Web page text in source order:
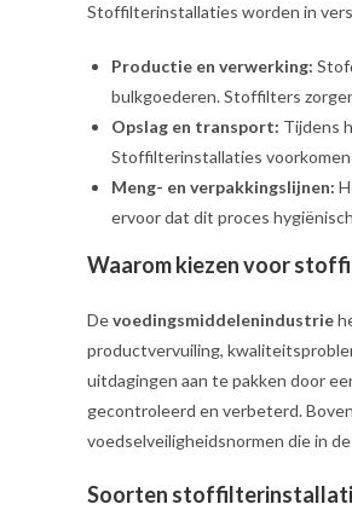
Stoffilterinstallaties worden in
Productie en verwerking:
bulkgoederen. Stoffilters
Opslag en transport: Tijdens
Stoffilterinstallaties
Meng- en verpakkingslijnen:
ervoor dat dit proces
Waarom kiezen voor
Devoedingsmiddelenindustrie
productvervuiling,
uitdagingen aan te pakken door
gecontroleerd en verbeterd.
voedselveiligheidsnormen die in
Soorten